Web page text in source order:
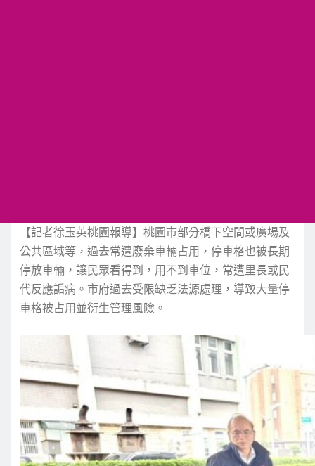
【記者徐玉英桃園報導】桃園市部分橋下空間或廣場及
公共區域等，過去常遭廢棄車輛占用，停車格也被長期
停放車輛，讓民眾看得到，用不到車位，常遭里長或民
代反應詬病。市府過去受限缺乏法源處理，導致大量停
車格被占用並衍生管理風險。